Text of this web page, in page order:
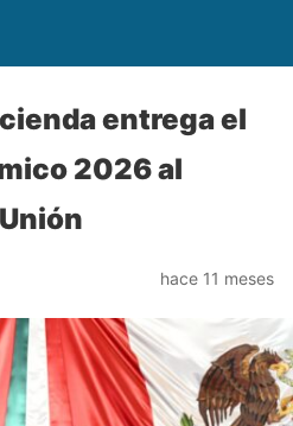
entrega el
2026 al
hace 11 meses